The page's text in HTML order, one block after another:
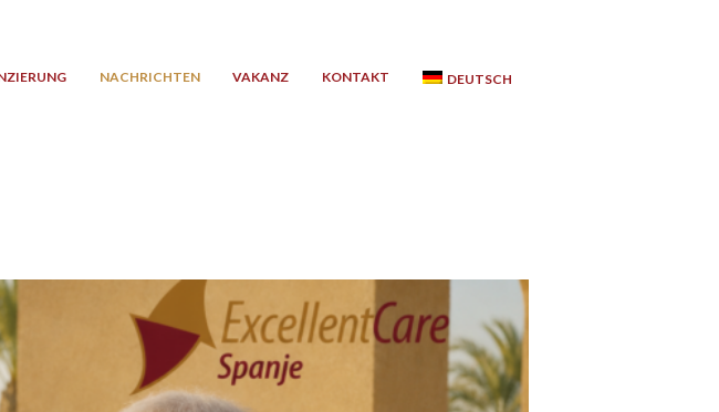
NACHRICHTEN VAKANZ KONTAKT DEUTSCH